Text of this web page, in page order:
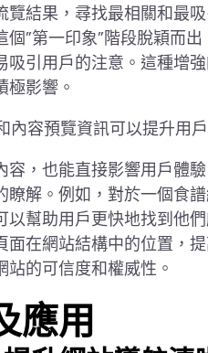
結果，尋找最相關和最
”第一印象”階段脫穎而
引用戶的注意。這種增
影響。
容預覽資訊可以提升用
，也能直接影響用戶體
解。例如，對於一個食
幫助用戶更快地找到他
在網站結構中的位置，
的可信度和權威性。
應用